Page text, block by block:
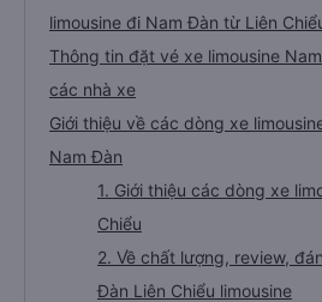
limousine đi Nam Đàn từ Liên
Thông tin đặt vé xe limousine
các nhà xe
Giới thiệu về các dòng xe
Nam Đàn
1. Giới thiệu các dòng xe
Chiểu
2. Về chất lượng, review,
Đàn Liên Chiểu limousine